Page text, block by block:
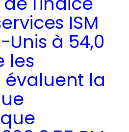
ISM
Unis à 54,0
les
la